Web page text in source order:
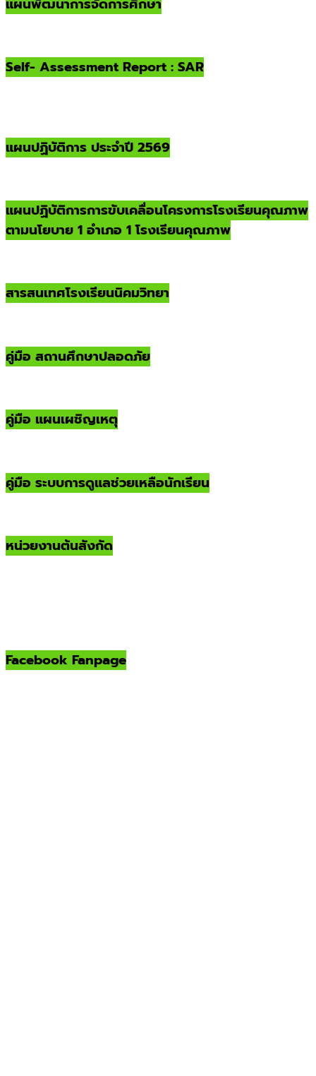
แผนพัฒนาการจัดการศึกษา
Self- Assessment Report : SAR
แผนปฏิบัติการ ประจำปี 2569
แผนปฏิบัติการการขับเคลื่อนโครงการโรงเรียนคุณภาพ
ตามนโยบาย 1 อำเภอ 1 โรงเรียนคุณภาพ
สารสนเทศโรงเรียนนิคมวิทยา
คู่มือ สถานศึกษาปลอดภัย
คู่มือ แผนเผชิญเหตุ
คู่มือ ระบบการดูแลช่วยเหลือนักเรียน
หน่วยงานต้นสังกัด
Facebook Fanpage